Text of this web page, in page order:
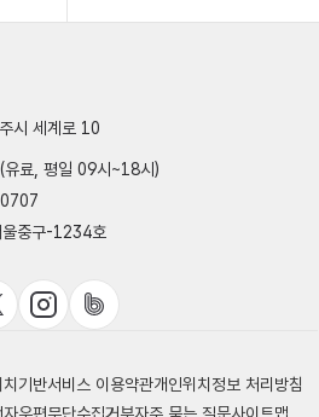
시 세계로 10
료, 평일 09시~18시)
중구-1234호
치기반서비스 이용약관개인위치정보 처리방침